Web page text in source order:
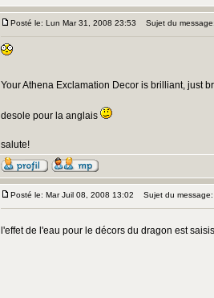
Posté le: Lun Mar 31, 2008 23:53 Sujet du
Your Athena Exclamation Decor is brilliant, just
desole pour la anglais
salute!
Posté le: Mar Juil 08, 2008 13:02 Sujet du message:
l'effet de l'eau pour le décors du dragon est